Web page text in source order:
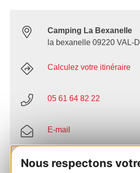
Nous respectons
Camping La Bexanelle
la bexanelle 09220 VAL-
Calculez votre itinéraire
05 61 64 82 22
E-mail
Site internet